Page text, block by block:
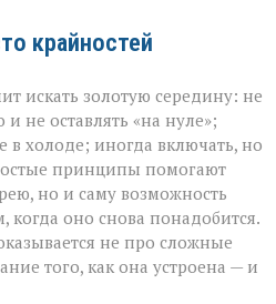
крайностей
искать золотую середину: не
и не оставлять «на нуле»;
в холоде; иногда включать, но
принципы помогают
но и саму возможность
когда оно снова понадобится.
не про сложные
того, как она устроена — и